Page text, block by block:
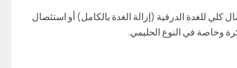
كلي للغدة الدرقية (إزالة الغدة بالكامل) أو استئصال
وخاصة في النوع الحليمي.